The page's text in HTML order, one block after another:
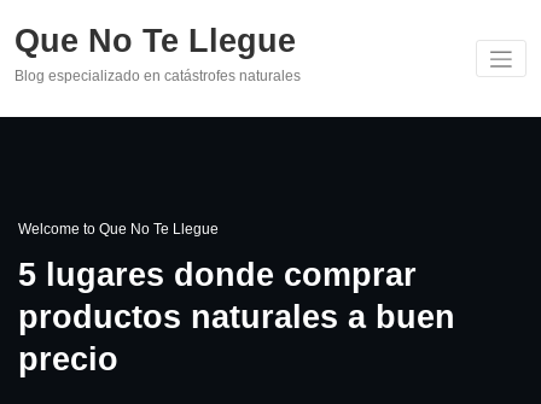
content
Que No Te Llegue
Blog especializado en catástrofes naturales
Welcome to Que No Te Llegue
5 lugares donde comprar
productos naturales a buen
precio